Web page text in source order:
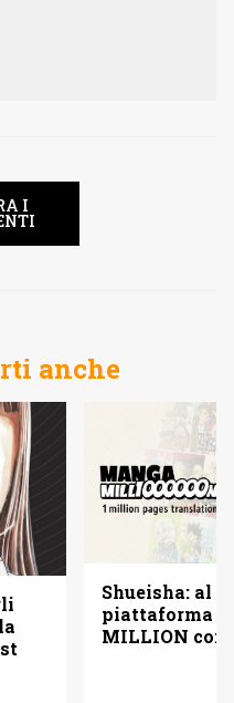
I
anche
Shueisha: al
piattaforma
MILLION con